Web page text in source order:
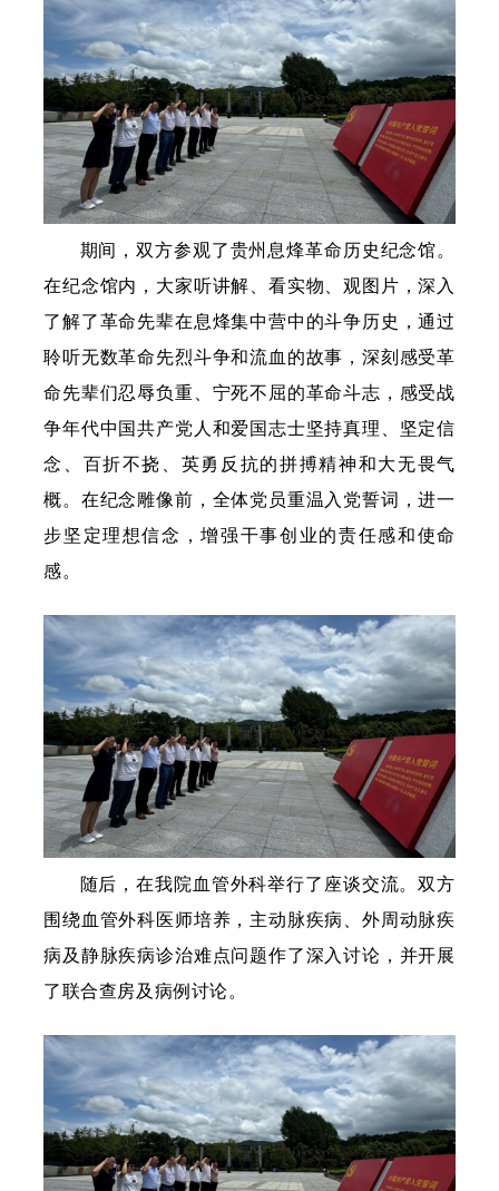
期间，双方参观了贵州息烽革命历史纪念馆。
在纪念馆内，大家听讲解、看实物、观图片，深入
了解了革命先辈在息烽集中营中的斗争历史，通过
聆听无数革命先烈斗争和流血的故事，深刻感受革
命先辈们忍辱负重、宁死不屈的革命斗志，感受战
争年代中国共产党人和爱国志士坚持真理、坚定信
念、百折不挠、英勇反抗的拼搏精神和大无畏气
概。在纪念雕像前，全体党员重温入党誓词，进一
步坚定理想信念，增强干事创业的责任感和使命
感。
随后，在我院血管外科举行了座谈交流。双方
围绕血管外科医师培养，主动脉疾病、外周动脉疾
病及静脉疾病诊治难点问题作了深入讨论，并开展
了联合查房及病例讨论。